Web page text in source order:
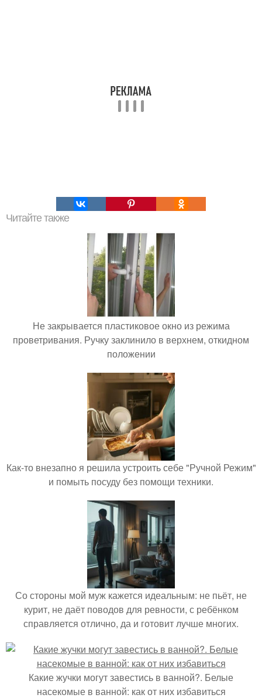
Читайте также
Не закрывается пластиковое окно из режима
проветривания. Ручку заклинило в верхнем, откидном
положении
Как-то внезапно я решила устроить себе "Ручной Режим"
и помыть посуду без помощи техники.
Со стороны мой муж кажется идеальным: не пьёт, не
курит, не даёт поводов для ревности, с ребёнком
справляется отлично, да и готовит лучше многих.
Какие жучки могут завестись в ванной?. Белые
насекомые в ванной: как от них избавиться